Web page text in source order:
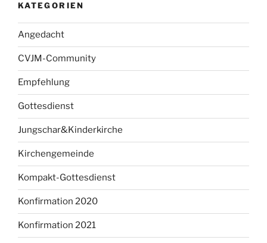
KATEGORIEN
Angedacht
CVJM-Community
Empfehlung
Gottesdienst
Jungschar&Kinderkirche
Kirchengemeinde
Kompakt-Gottesdienst
Konfirmation 2020
Konfirmation 2021